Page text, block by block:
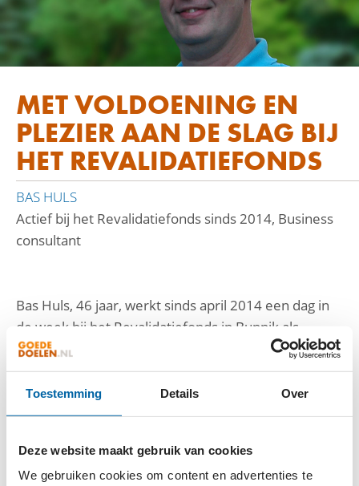
Toestemming Details Over
Deze website maakt gebruik van cookies
We gebruiken cookies om content en advertenties te
MET VOLDOENING EN
PLEZIER AAN DE SLAG BIJ
HET REVALIDATIEFONDS
BAS HULS
Actief bij het Revalidatiefonds sinds 2014, Business
consultant
Bas Huls, 46 jaar, werkt sinds april 2014 een dag in
de week bij het Revalidatiefonds in Bunnik als
vrijwilliger. 'In mijn directe om­geving heb ik recent
gezien dat je plotseling door een ongeluk of ziekte
afhankelijk wordt van hulp van anderen. Daardoor
werd ik me meer bewust van het belang van
doelen.